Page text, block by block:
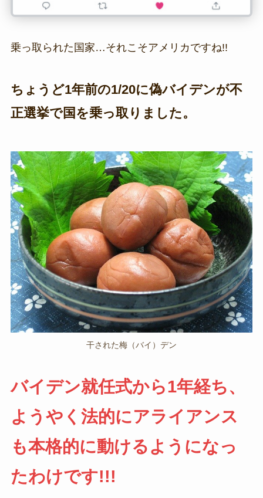
乗っ取られた国家…それこそアメリカですね!!
ちょうど1年前の1/20に偽バイデンが不
正選挙で国を乗っ取りました。
干された梅（バイ）デン
バイデン就任式から1年経ち、
ようやく法的にアライアンス
も本格的に動けるようになっ
たわけです!!!